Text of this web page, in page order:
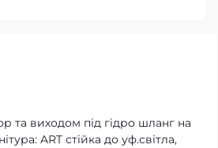
та виходом під гідро шланг на
ART стійка до уф.світла,